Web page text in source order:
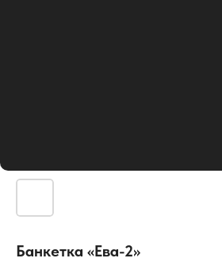
Банкетка «Ева-2»